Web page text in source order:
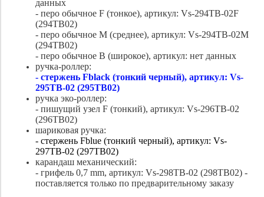
данных
- перо обычное F (тонкое), артикул: Vs-294TB-02F
(294TB02)
- перо обычное M (среднее), артикул: Vs-294TB-02M
(294TB02)
- перо обычное B (широкое), артикул: нет данных
ручка-роллер:
- стержень Fblack (тонкий черный), артикул: Vs-
295TB-02 (295TB02)
ручка эко-роллер:
- пишущий узел F (тонкий), артикул: Vs-296TB-02
(296TB02)
шариковая ручка:
- стержень Fblue (тонкий черный), артикул: Vs-
297TB-02 (297TB02)
карандаш механический:
- грифель 0,7 mm, артикул: Vs-298TB-02 (298TB02) -
поставляется только по предварительному заказу